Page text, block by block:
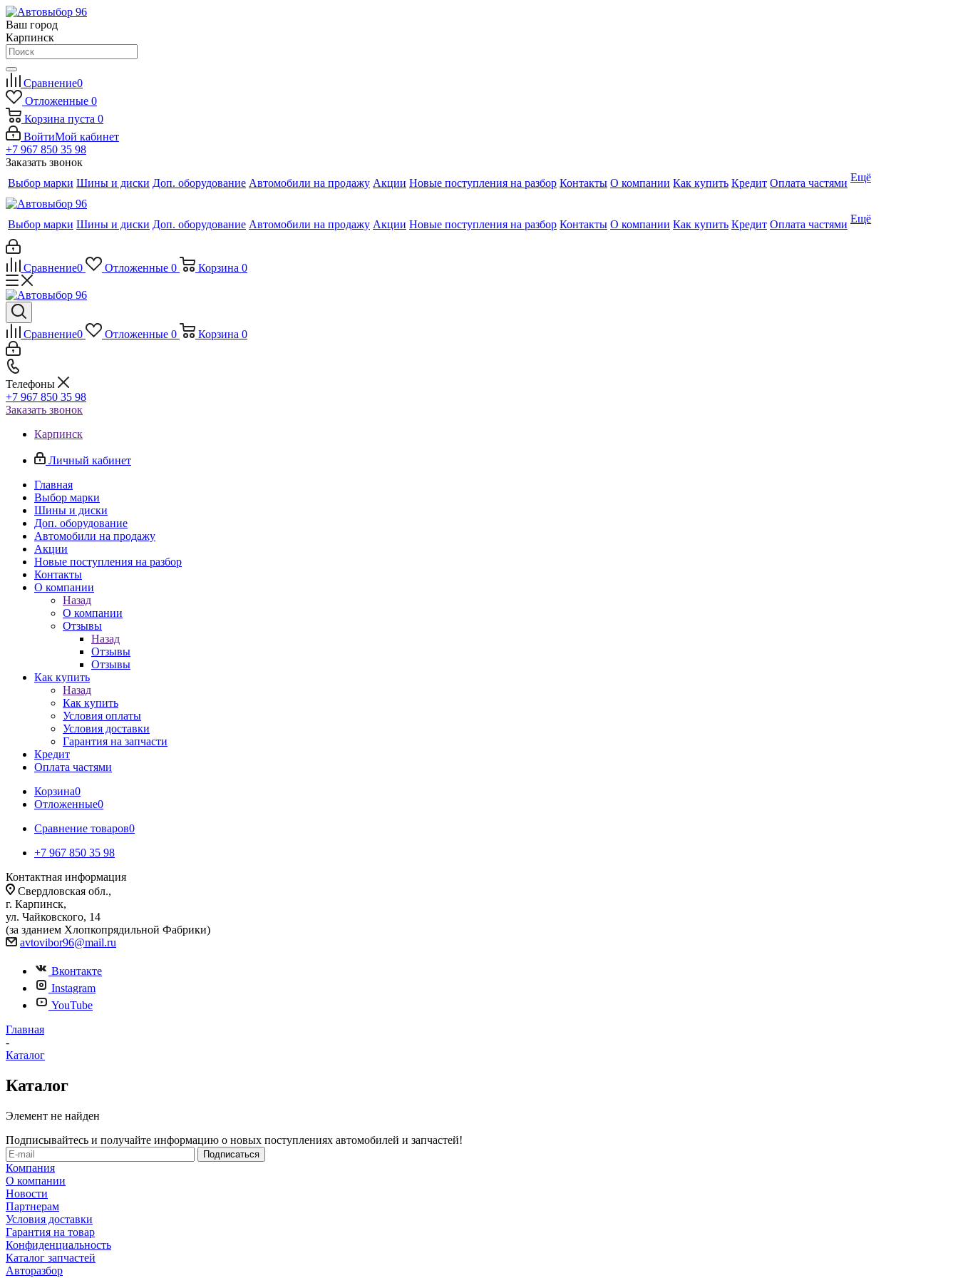
Ваш город
Карпинск
Сравнение0
Отложенные 0
Корзина пуста 0
ВойтиМой кабинет
+7 967 850 35 98
Заказать звонок
Выбор марки Шины и диски Доп. оборудование Автомобили на продажу Акции Новые поступления на разбор Контакты О компании Как купить Кредит Оплата частями Ещё
Выбор марки Шины и диски Доп. оборудование Автомобили на продажу Акции Новые поступления на разбор Контакты О компании Как купить Кредит Оплата частями Ещё
Сравнение0 Отложенные 0 Корзина 0
Сравнение0 Отложенные 0 Корзина 0
Телефоны
+7 967 850 35 98
Заказать звонок
Карпинск
Личный кабинет
Главная
Выбор марки
Шины и диски
Доп. оборудование
Автомобили на продажу
Акции
Новые поступления на разбор
Контакты
О компании
Назад
О компании
Отзывы
Назад
Отзывы
Отзывы
Как купить
Назад
Как купить
Условия оплаты
Условия доставки
Гарантия на запчасти
Кредит
Оплата частями
Корзина0
Отложенные0
Сравнение товаров0
+7 967 850 35 98
Контактная информация
Свердловская обл.,
г. Карпинск,
ул. Чайковского, 14
(за зданием Хлопкопрядильной Фабрики)
avtovibor96@mail.ru
Вконтакте
Instagram
YouTube
Главная
-
Каталог
Каталог
Элемент не найден
Подписывайтесь и получайте информацию о новых поступлениях автомобилей и запчастей!
Компания
О компании
Новости
Партнерам
Условия доставки
Гарантия на товар
Конфиденциальность
Каталог запчастей
Авторазбор